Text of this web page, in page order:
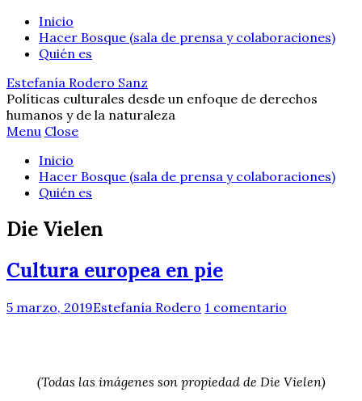
Inicio
Hacer Bosque (sala de prensa y colaboraciones)
Quién es
Estefanía Rodero Sanz
Políticas culturales desde un enfoque de derechos
humanos y de la naturaleza
Menu Close
Inicio
Hacer Bosque (sala de prensa y colaboraciones)
Quién es
Die Vielen
Cultura europea en pie
5 marzo, 2019Estefanía Rodero 1 comentario
(Todas las imágenes son propiedad de Die Vielen)